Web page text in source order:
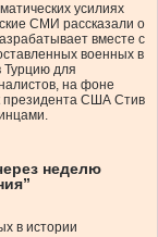
усилиях
СМИ рассказали о
вместе с
военных в
Турцию для
на фоне
президента США Стив
неделю
в истории